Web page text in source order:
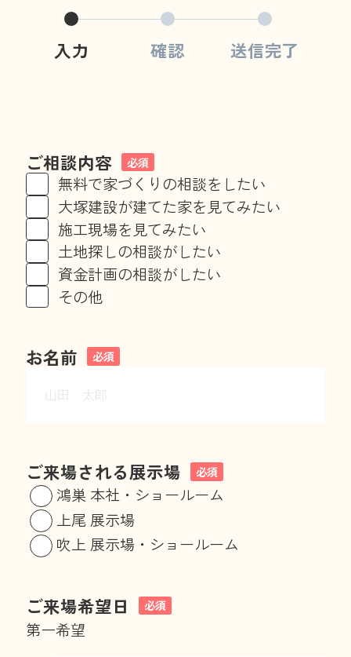
入力 確認 送信完了
ご相談内容 必須
無料で家づくりの相談をしたい
大塚建設が建てた家を見てみたい
施工現場を見てみたい
土地探しの相談がしたい
資金計画の相談がしたい
その他
お名前 必須
ご来場される展示場 必須
鴻巣 本社・ショールーム
上尾 展示場
吹上 展示場・ショールーム
ご来場希望日 必須
第一希望